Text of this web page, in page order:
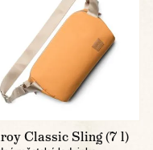
Classic Sling (7 l)